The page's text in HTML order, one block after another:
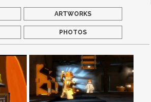
ARTWORKS
PHOTOS